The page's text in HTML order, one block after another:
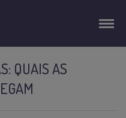
QUAIS AS